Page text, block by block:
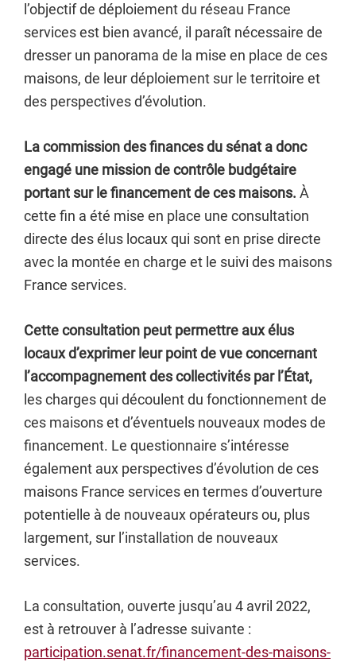
l’objectif de déploiement du réseau France
services est bien avancé, il paraît nécessaire de
dresser un panorama de la mise en place de ces
maisons, de leur déploiement sur le territoire et
des perspectives d’évolution.
La commission des finances du sénat a donc
engagé une mission de contrôle budgétaire
portant sur le financement de ces maisons. À
cette fin a été mise en place une consultation
directe des élus locaux qui sont en prise directe
avec la montée en charge et le suivi des maisons
France services.
Cette consultation peut permettre aux élus
locaux d’exprimer leur point de vue concernant
l’accompagnement des collectivités par l’État,
les charges qui découlent du fonctionnement de
ces maisons et d’éventuels nouveaux modes de
financement. Le questionnaire s’intéresse
également aux perspectives d’évolution de ces
maisons France services en termes d’ouverture
potentielle à de nouveaux opérateurs ou, plus
largement, sur l’installation de nouveaux
services.
La consultation, ouverte jusqu’au 4 avril 2022,
est à retrouver à l’adresse suivante :
participation.senat.fr/financement-des-maisons-